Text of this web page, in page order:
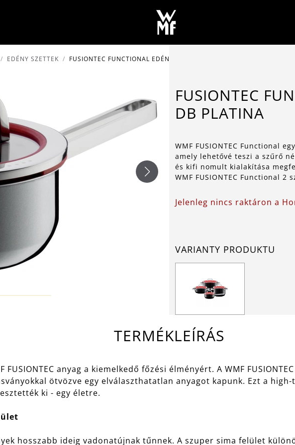
EDÉNY SZETTEK FUSIONTEC FUNCTIONAL EDÉNYKÉSZLET 4 DB PLATINA
FUSIONTEC
DB PLATINA
WMF FUSIONTEC Functional
amely lehetővé teszi a szűrő
és kifi nomult kialakítása
WMF FUSIONTEC Functional
Jelenleg nincs raktáron a
VARIANTY PRODUKTU
TERMÉKLEÍRÁS
FUSIONTEC anyag a kiemelkedő főzési élményért. A WMF
ötvözve egy elválaszthatatlan anyagot kapunk. Ezt a
ki - egy életre.
hosszabb ideig vadonatújnak tűnnek. A szuper sima felület